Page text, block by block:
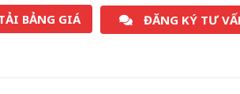
BẢNG GIÁ ĐĂNG KÝ TƯ